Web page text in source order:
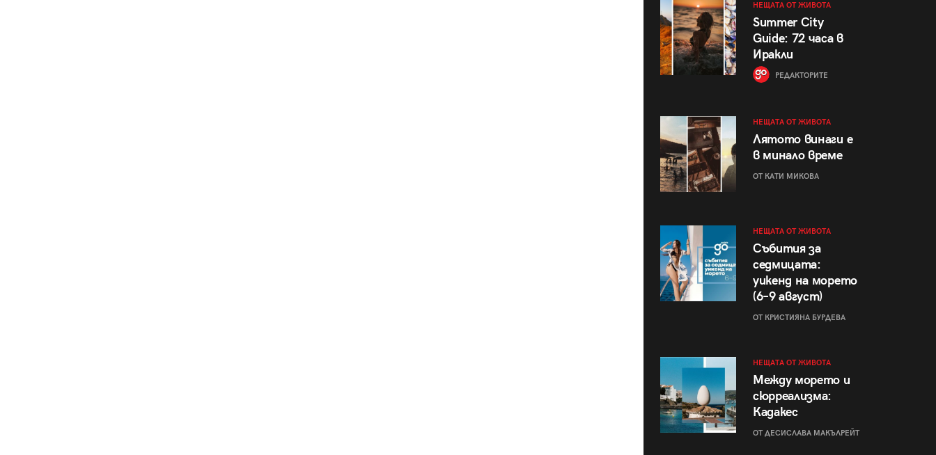
НЕЩАТА ОТ ЖИВОТА
Summer City
Guide: 72 часа в
Иракли
РЕДАКТОРИТЕ
НЕЩАТА ОТ ЖИВОТА
Лятото винаги е
в минало време
ОТ КАТИ МИКОВА
НЕЩАТА ОТ ЖИВОТА
Събития за
седмицата:
уикенд на морето
(6–9 август)
ОТ КРИСТИЯНА БУРДЕВА
НЕЩАТА ОТ ЖИВОТА
Между морето и
сюрреализма:
Кадакес
ОТ ДЕСИСЛАВА МАКЪЛРЕЙТ